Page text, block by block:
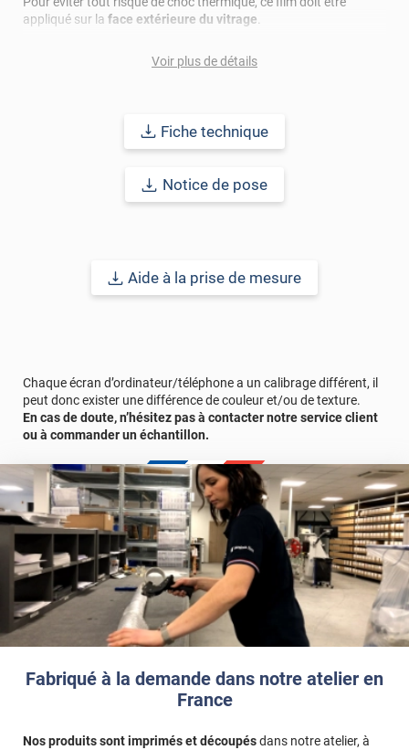
Fabriqué à la demande dans notre atelier en
France
Nos produits sont imprimés et découpésdans notre atelier, à
appliqué sur la face extérieure du vitrage
Facile à poser, il ne nécessiteaucune compétence technique
est simple : utilisez uniquement des
accessoires non abrasifs. Après la pose, il est recommandé
Pour plus d’informations, consultez la fiche technique ou
Référence commerciale :3MMIRROR35.
Voir plus de détails
Fiche technique
Notice de pose
Aide à la prise de mesure
Chaque écran d’ordinateur/téléphone a un calibrage différent, il
peut donc exister une différence de couleur et/ou de texture.
En cas de doute, n’hésitez pas à contacter notre service client
ou à commander un échantillon.